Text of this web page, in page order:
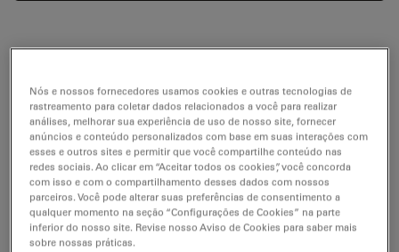
Notas de aplicação Brochure or flyer Certificados
DMC4500
NOTAS DE APLICAÇÃO
Nós e nossos fornecedores usamos cookies e outras tecnologias de
rastreamento para coletar dados relacionados a você para realizar
análises, melhorar sua experiência de uso de nosso site, fornecer
anúncios e conteúdo personalizados com base em suas interações com
esses e outros sites e permitir que você compartilhe conteúdo nas
redes sociais. Ao clicar em “Aceitar todos os cookies”, você concorda
com isso e com o compartilhamento desses dados com nossos
parceiros. Você pode alterar suas preferências de consentimento a
qualquer momento na seção “Configurações de Cookies” na parte
inferior do nosso site. Revise nosso Aviso de Cookies para saber mais
sobre nossas práticas.